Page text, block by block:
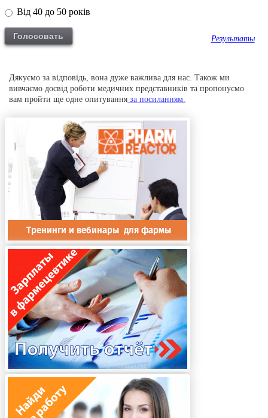
Від 40 до 50 років
Результаты
Дякуємо за відповідь, вона дуже важлива для нас. Також ми
вивчаємо досвід роботи медичних представників та пропонуємо
вам пройти ще одне опитування за посиланням.